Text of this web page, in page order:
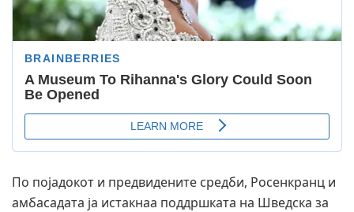
По појадокот и предвидените средби, Росенкранц и
амбасадата ја истакнаа поддршката на Шведска за